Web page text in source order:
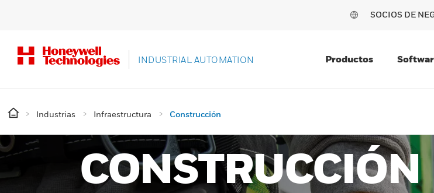
SOCIOS DE
INDUSTRIAL AUTOMATION Productos
Industrias Infraestructura Construcción
CONSTRUCCIÓN